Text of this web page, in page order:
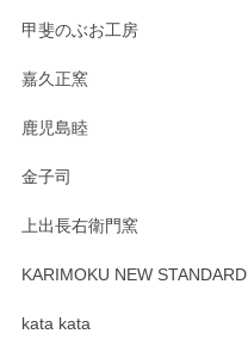
甲斐のぶお工房
嘉久正窯
鹿児島睦
金子司
上出長右衛門窯
KARIMOKU NEW STANDARD
kata kata